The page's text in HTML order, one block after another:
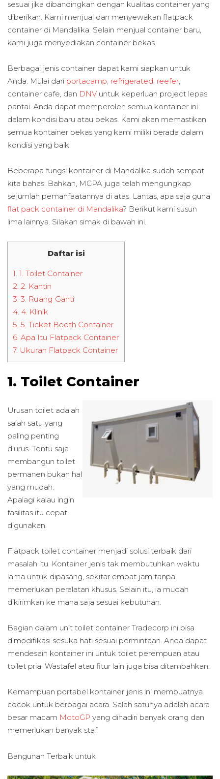
sesuai jika dibandingkan dengan kualitas container yang
diberikan. Kami menjual dan menyewakan flatpack
container di Mandalika. Selain menjual container baru,
kami juga menyediakan container bekas.
Berbagai jenis container dapat kami siapkan untuk
Anda. Mulai dari portacamp, refrigerated, reefer,
container cafe, dan DNV untuk keperluan project lepas
pantai. Anda dapat memperoleh semua kontainer ini
dalam kondisi baru atau bekas. Kami akan memastikan
semua kontainer bekas yang kami miliki berada dalam
kondisi yang baik.
Beberapa fungsi kontainer di Mandalika sudah sempat
kita bahas. Bahkan, MGPA juga telah mengungkap
sejumlah pemanfaatannya di atas. Lantas, apa saja guna
flat pack container di Mandalika? Berikut kami susun
lima lainnya. Silakan simak di bawah ini.
Daftar isi
1. 1. Toilet Container
2. 2. Kantin
3. 3. Ruang Ganti
4. 4. Klinik
5. 5. Ticket Booth Container
6. Apa Itu Flatpack Container
7. Ukuran Flatpack Container
1. Toilet Container
Urusan toilet adalah
salah satu yang
paling penting
diurus. Tentu saja
membangun toilet
permanen bukan hal
yang mudah.
Apalagi kalau ingin
fasilitas itu cepat
digunakan.
Flatpack toilet container menjadi solusi terbaik dari
masalah itu. Kontainer jenis tak membutuhkan waktu
lama untuk dipasang, sekitar empat jam tanpa
memerlukan peralatan khusus. Selain itu, ia mudah
dikirimkan ke mana saja sesuai kebutuhan.
Bagian dalam unit toilet container Tradecorp ini bisa
dimodifikasi sesuka hati sesuai permintaan. Anda dapat
mendesain kontainer ini untuk toilet perempuan atau
toilet pria. Wastafel atau fitur lain juga bisa ditambahkan.
Kemampuan portabel kontainer jenis ini membuatnya
cocok untuk berbagai acara. Salah satunya adalah acara
besar macam MotoGP yang dihadiri banyak orang dan
memerlukan banyak staf.
Bangunan Terbaik untuk